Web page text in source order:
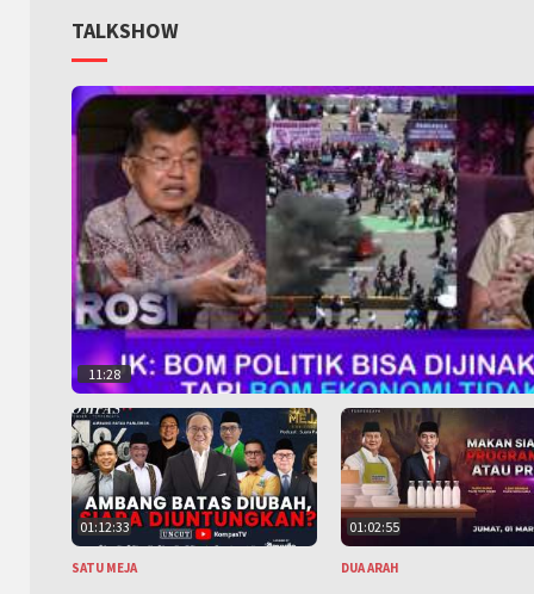
TALKSHOW
11:28
01:12:33
SATU MEJA
01:02:55
DUA ARAH